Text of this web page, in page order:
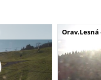
Orav.Lesná